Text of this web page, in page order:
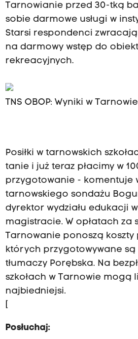
Tarnowianie przed 30-tką
sobie darmowe usługi w
Starsi respondenci
na darmowy wstęp do
rekreacyjnych.
TNS OBOP: Wyniki w Tarnowie
Posiłki w tarnowskich
tanie i już teraz płacimy w
przygotowanie - komentuje
tarnowskiego sondażu
dyrektor wydziału edukacji
magistracie. W opłatach za
Tarnowanie ponoszą koszty
których przygotowywane są
tłumaczy Porębska. Na
szkołach w Tarnowie mogą
najbiedniejsi.
[
Posłuchaj: